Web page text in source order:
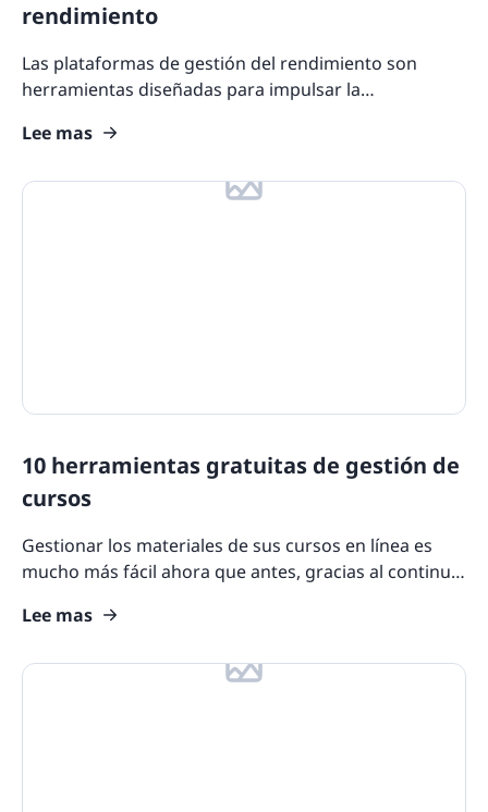
rendimiento
Las plataformas de gestión del rendimiento son
herramientas diseñadas para impulsar la
cumplan sus metas y
Lee mas
10 herramientas gratuitas de gestión de
cursos
Gestionar los materiales de sus cursos en línea es
mucho más fácil ahora que antes, gracias al continuo
Lee mas